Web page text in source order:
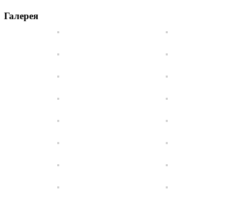
Галерея